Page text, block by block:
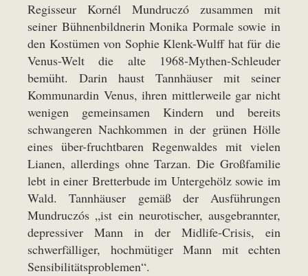
Regisseur Kornél Mundruczó zusammen mit
seiner Bühnenbildnerin Monika Pormale sowie in
den Kostümen von Sophie Klenk-Wulff hat für die
Venus-Welt die alte 1968-Mythen-Schleuder
bemüht. Darin haust Tannhäuser mit seiner
Kommunardin Venus, ihren mittlerweile gar nicht
wenigen gemeinsamen Kindern und bereits
schwangeren Nachkommen in der grünen Hölle
eines über-fruchtbaren Regenwaldes mit vielen
Lianen, allerdings ohne Tarzan. Die Großfamilie
lebt in einer Bretterbude im Untergehölz sowie im
Wald. Tannhäuser gemäß der Ausführungen
Mundruczós „ist ein neurotischer, ausgebrannter,
depressiver Mann in der Midlife-Crisis, ein
schwerfälliger, hochmütiger Mann mit echten
Sensibilitätsproblemen“.